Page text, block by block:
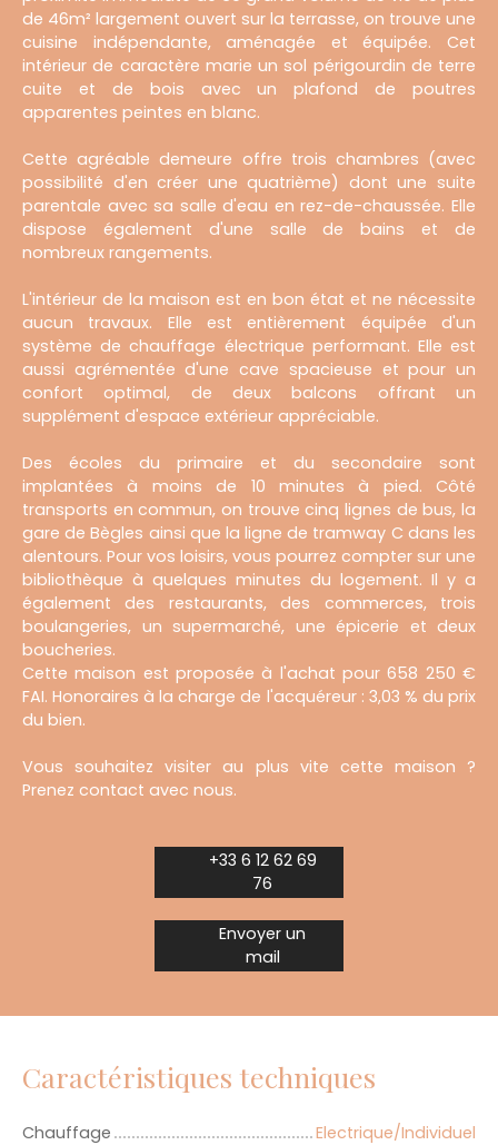
de 46m² largement ouvert sur la terrasse, on trouve une
cuisine indépendante, aménagée et équipée. Cet
intérieur de caractère marie un sol périgourdin de terre
cuite et de bois avec un plafond de poutres
apparentes peintes en blanc.
Cette agréable demeure offre trois chambres (avec
possibilité d'en créer une quatrième) dont une suite
parentale avec sa salle d'eau en rez-de-chaussée. Elle
dispose également d'une salle de bains et de
nombreux rangements.
L'intérieur de la maison est en bon état et ne nécessite
aucun travaux. Elle est entièrement équipée d'un
système de chauffage électrique performant. Elle est
aussi agrémentée d'une cave spacieuse et pour un
confort optimal, de deux balcons offrant un
supplément d'espace extérieur appréciable.
Des écoles du primaire et du secondaire sont
implantées à moins de 10 minutes à pied. Côté
transports en commun, on trouve cinq lignes de bus, la
gare de Bègles ainsi que la ligne de tramway C dans les
alentours. Pour vos loisirs, vous pourrez compter sur une
bibliothèque à quelques minutes du logement. Il y a
également des restaurants, des commerces, trois
boulangeries, un supermarché, une épicerie et deux
boucheries.
Cette maison est proposée à l'achat pour 658 250 €
FAI. Honoraires à la charge de l'acquéreur : 3,03 % du prix
du bien.
Vous souhaitez visiter au plus vite cette maison ?
Prenez contact avec nous.
+33 6 12 62 69
76
Envoyer un
mail
Caractéristiques techniques
Chauffage
Electrique/Individuel